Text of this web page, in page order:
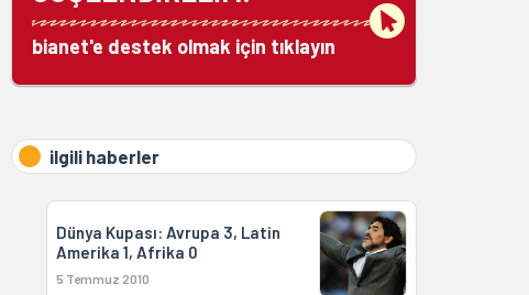
bianet'e destek olmak için tıklayın
ilgili haberler
Dünya Kupası: Avrupa 3, Latin
Amerika 1, Afrika 0
5 Temmuz 2010